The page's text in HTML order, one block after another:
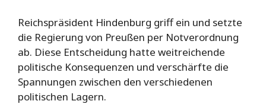
Reichspräsident Hindenburg griff ein und setzte
die Regierung von Preußen per Notverordnung
ab. Diese Entscheidung hatte weitreichende
politische Konsequenzen und verschärfte die
Spannungen zwischen den verschiedenen
politischen Lagern.